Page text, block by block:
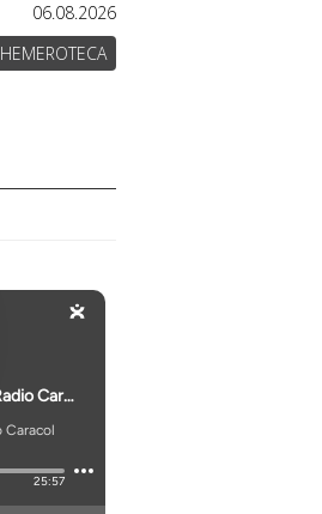
06.08.2026
HEMEROTECA